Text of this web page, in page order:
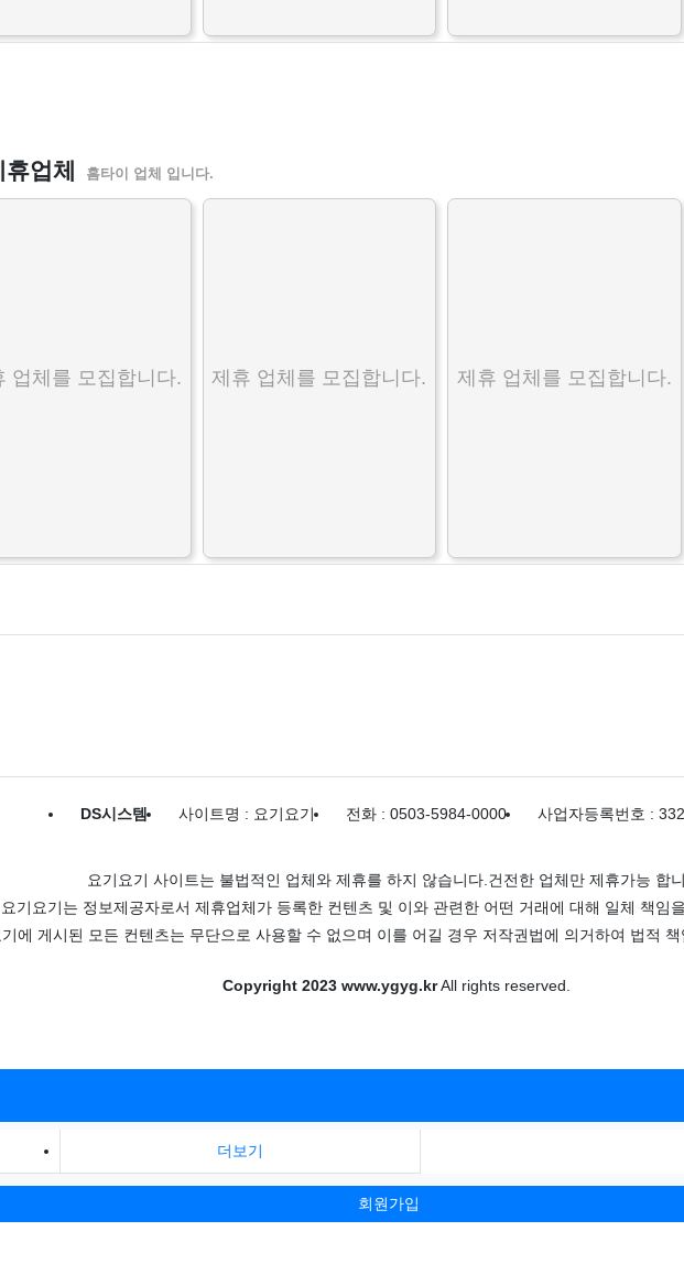
업체 홈타이 업체 입니다.
업체를 모집합니다. 제휴 업체를 모집합니다. 제휴 업체를 모집합니다.
DS시스템 사이트명 : 요기요기 전화 : 0503-5984-0000 사업자등록번호 :
요기요기 사이트는 불법적인 업체와 제휴를 하지 않습니다.건전한 업체만 제휴가능 합
요기요기는 정보제공자로서 제휴업체가 등록한 컨텐츠 및 이와 관련한 어떤 거래에 대해 일체 책임
기에 게시된 모든 컨텐츠는 무단으로 사용할 수 없으며 이를 어길 경우 저작권법에 의거하여 법적 책
Copyright 2023 www.ygyg.krAll rights reserved.
더보기
회원가입